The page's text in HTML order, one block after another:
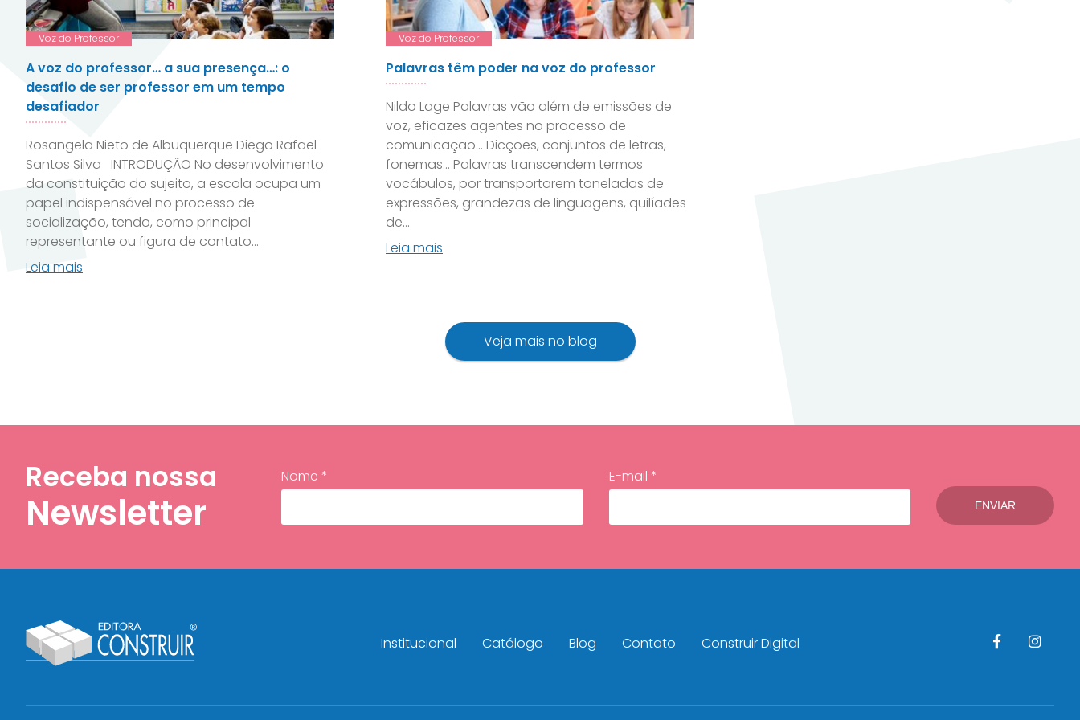
Voz do Professor
A voz do professor… a sua presença…: o
desafio de ser professor em um tempo
desafiador
Rosangela Nieto de Albuquerque Diego Rafael
Santos Silva INTRODUÇÃO No desenvolvimento
da constituição do sujeito, a escola ocupa um
papel indispensável no processo de
socialização, tendo, como principal
representante ou figura de contato...
Leia mais
Voz do Professor
Palavras têm poder na voz do professor
Nildo Lage Palavras vão além de emissões de
voz, eficazes agentes no processo de
comunicação… Dicções, conjuntos de letras,
fonemas… Palavras transcendem termos
vocábulos, por transportarem toneladas de
expressões, grandezas de linguagens, quilíades
de...
Leia mais
Veja mais no blog
Receba nossa
Newsletter
Nome * E-mail *
Institucional Catálogo Blog Contato Construir Digital